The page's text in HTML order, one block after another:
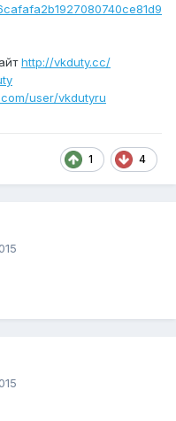
http://vkduty.cc/
user/vkdutyru
1 4